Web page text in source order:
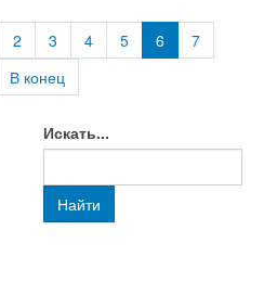
2 3 4 5 6
7
В конец
Искать...
Найти